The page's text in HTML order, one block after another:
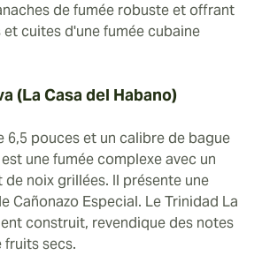
de fumée robuste et offrant
cuites d'une fumée cubaine
(La Casa del Habano)
6,5 pouces et un calibre de bague
une fumée complexe avec un
noix grillées. Il présente une
Cañonazo Especial. Le Trinidad La
construit, revendique des notes
fruits secs.